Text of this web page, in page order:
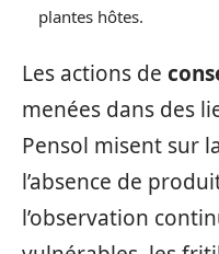
plantes hôtes.
Les actions de
menées dans des
Pensol misent sur
l’absence de
l’observation